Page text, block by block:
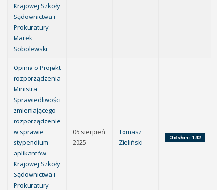
Krajowej Szkoły
Sądownictwa i
Prokuratury -
Marek
Sobolewski
Opinia o Projekt
rozporządzenia
Ministra
Sprawiedliwości
zmieniającego
rozporządzenie
w sprawie
stypendium
aplikantów
Krajowej Szkoły
Sądownictwa i
Prokuratury -
06 sierpień
2025
Tomasz
Zieliński
Odsłon: 142